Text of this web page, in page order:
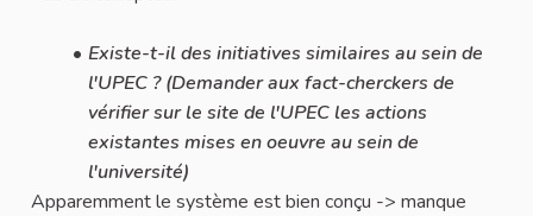
Existe-t-il des initiatives similaires au sein de
l'UPEC ? (Demander aux fact-cherckers de
vérifier sur le site de l'UPEC les actions
existantes mises en oeuvre au sein de
l'université)
Apparemment le système est bien conçu -> manque